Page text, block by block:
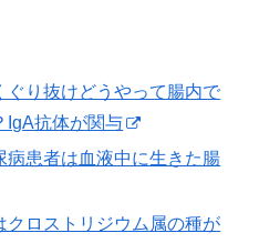
ぐり抜けどうやって腸内で
IgA抗体が関与
病患者は血液中に生きた腸
クロストリジウム属の種が